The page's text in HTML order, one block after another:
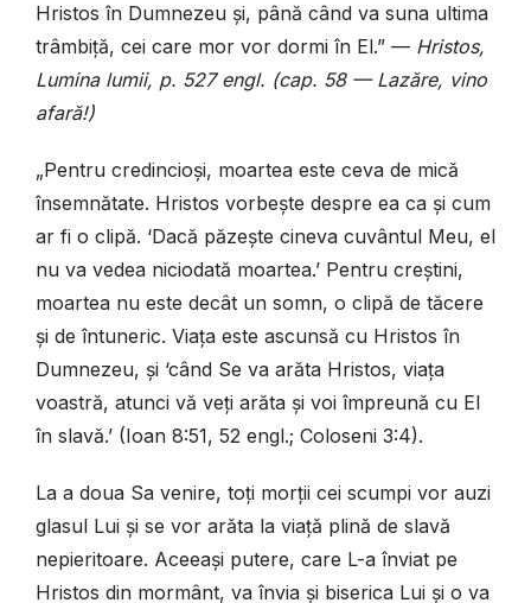
Hristos în Dumnezeu și, până când va suna ultima
trâmbiță, cei care mor vor dormi în El.” — Hristos,
Lumina lumii, p. 527 engl. (cap. 58 — Lazăre, vino
afară!)
„Pentru credincioși, moartea este ceva de mică
însemnătate. Hristos vorbește despre ea ca și cum
ar fi o clipă. ‘Dacă păzește cineva cuvântul Meu, el
nu va vedea niciodată moartea.’ Pentru creștini,
moartea nu este decât un somn, o clipă de tăcere
și de întuneric. Viața este ascunsă cu Hristos în
Dumnezeu, și ‘când Se va arăta Hristos, viața
voastră, atunci vă veți arăta și voi împreună cu El
în slavă.’ (Ioan 8:51, 52 engl.; Coloseni 3:4).
La a doua Sa venire, toți morții cei scumpi vor auzi
glasul Lui și se vor arăta la viață plină de slavă
nepieritoare. Aceeași putere, care L-a înviat pe
Hristos din mormânt, va învia și biserica Lui și o va